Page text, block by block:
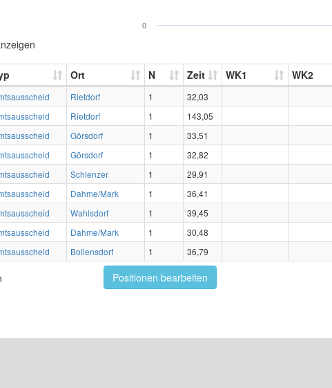
0
Ort N Zeit WK1 WK2
Rietdorf 1
32,03
Rietdorf 1
143,05
Görsdorf 1
33,51
Görsdorf 1
32,82
Schlenzer 1
29,91
Dahme/Mark 1
36,41
Wahlsdorf 1
39,45
Dahme/Mark 1
30,48
Bollensdorf 1 36,79
Positionen bearbeiten